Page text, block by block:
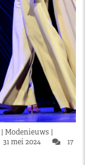
Modenieuws
31 mei 2024
17